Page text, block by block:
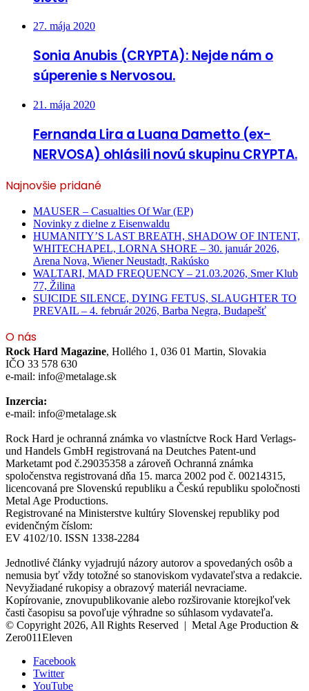
27. mája 2020
Sonia Anubis (CRYPTA): Nejde nám o
súperenie s Nervosou.
21. mája 2020
Fernanda Lira a Luana Dametto (ex-
NERVOSA) ohlásili novú skupinu CRYPTA.
Najnovšie pridané
MAUSER – Casualties Of War (EP)
Novinky z dielne z Eisenwaldu
HUMANITY’S LAST BREATH, SHADOW OF INTENT,
WHITECHAPEL, LORNA SHORE – 30. január 2026,
Arena Nova, Wiener Neustadt, Rakúsko
WALTARI, MAD FREQUENCY – 21.03.2026, Smer Klub
77, Žilina
SUICIDE SILENCE, DYING FETUS, SLAUGHTER TO
PREVAIL – 4. február 2026, Barba Negra, Budapešť
O nás
Rock Hard Magazine, Hollého 1, 036 01 Martin, Slovakia
IČO 33 578 630
e-mail: info@metalage.sk
Inzercia:
e-mail: info@metalage.sk
Rock Hard je ochranná známka vo vlastníctve Rock Hard Verlags-
und Handels GmbH registrovaná na Deutches Patent-und
Marketamt pod č.29035358 a zároveň Ochranná známka
spoločenstva registrovaná dňa 15. marca 2002 pod č. 00214315,
licencovaná pre Slovenskú republiku a Českú republiku spoločnosti
Metal Age Productions.
Registrované na Ministerstve kultúry Slovenskej republiky pod
evidenčným číslom:
EV 4102/10. ISSN 1338-2284
Jednotlivé články vyjadrujú názory autorov a spovedaných osôb a
nemusia byť vždy totožné so stanoviskom vydavateľstva a redakcie.
Nevyžiadané rukopisy a obrazový materiál nevraciame.
Kopírovanie, znovupublikovanie alebo rozširovanie ktorejkoľvek
časti časopisu sa povoľuje výhradne so súhlasom vydavateľa.
© Copyright 2026, All Rights Reserved | Metal Age Production &
Zero011Eleven
Facebook
Twitter
YouTube